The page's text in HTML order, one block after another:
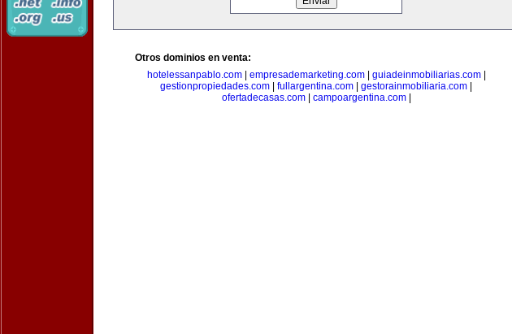
Otros dominios en venta:
hotelessanpablo.com| empresademarketing.com| guiadeinmobiliarias.com|
gestionpropiedades.com
fullargentina.com gestorainmobiliaria.com
ofertadecasas.com| campoargentina.com|